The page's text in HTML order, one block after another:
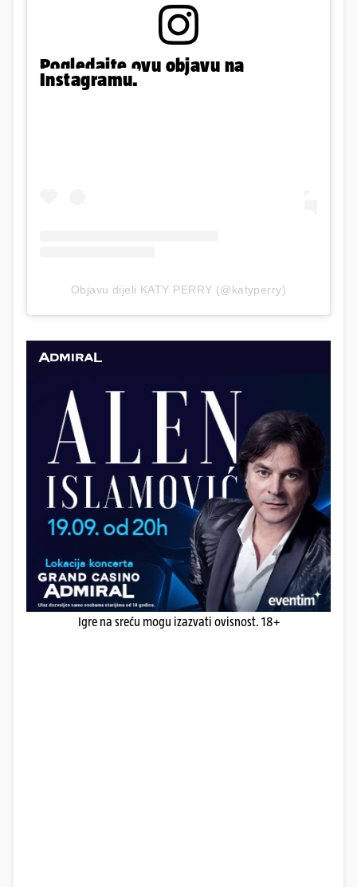
Pogledajte ovu objavu na
Instagramu.
Objavu dijeli KATY PERRY (@katyperry)
Igre na sreću mogu izazvati ovisnost. 18+